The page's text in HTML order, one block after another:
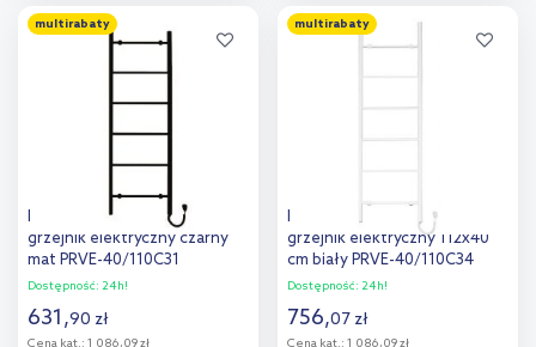
Dodaj do
porównania
Dodaj do
multirabaty
Instal Projekt Primavera
grzejnik elektryczny czarny
mat PRVE-40/110C31
Dostępność: 24h!
631,90 zł
Cena kat.: 1 086,09 zł
multirabaty
Instal Projekt Primavera
grzejnik elektryczny 112x40
cm biały PRVE-40/110C34
Dostępność: 24h!
756,07 zł
Cena kat.: 1 086,09 zł